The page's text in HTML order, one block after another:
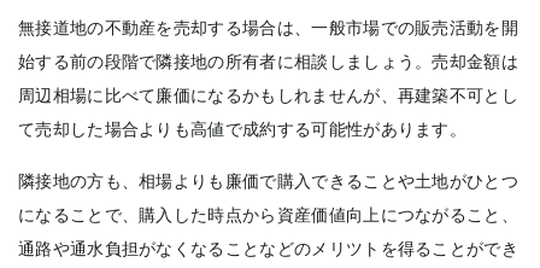
無接道地の不動産を売却する場合は、一般市場での販売活動を開
始する前の段階で隣接地の所有者に相談しましょう。売却金額は
周辺相場に比べて廉価になるかもしれませんが、再建築不可とし
て売却した場合よりも高値で成約する可能性があります。
隣接地の方も、相場よりも廉価で購入できることや土地がひとつ
になることで、購入した時点から資産価値向上につながること、
通路や通水負担がなくなることなどのメリツトを得ることができ